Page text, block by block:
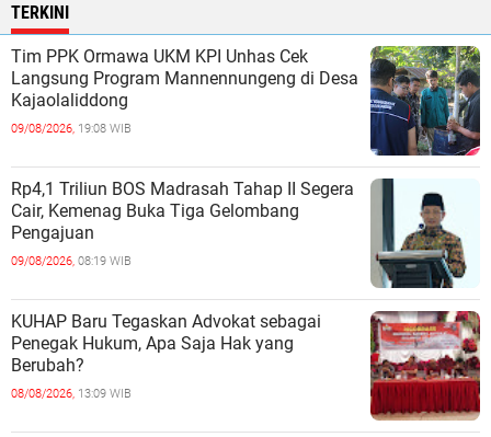
TERKINI
Tim PPK Ormawa UKM KPI Unhas Cek
Langsung Program Mannennungeng di Desa
Kajaolaliddong
09/08/2026, 19:08 WIB
Rp4,1 Triliun BOS Madrasah Tahap II Segera
Cair, Kemenag Buka Tiga Gelombang
Pengajuan
09/08/2026, 08:19 WIB
KUHAP Baru Tegaskan Advokat sebagai
Penegak Hukum, Apa Saja Hak yang
Berubah?
08/08/2026, 13:09 WIB